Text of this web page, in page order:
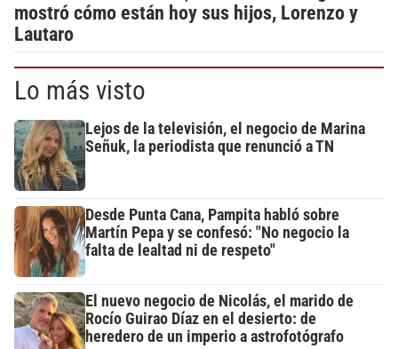
mostró cómo están hoy sus hijos, Lorenzo y
Lautaro
Lo más visto
Lejos de la televisión, el negocio de Marina
Señuk, la periodista que renunció a TN
Desde Punta Cana, Pampita habló sobre
Martín Pepa y se confesó: "No negocio la
falta de lealtad ni de respeto"
El nuevo negocio de Nicolás, el marido de
Rocío Guirao Díaz en el desierto: de
heredero de un imperio a astrofotógrafo